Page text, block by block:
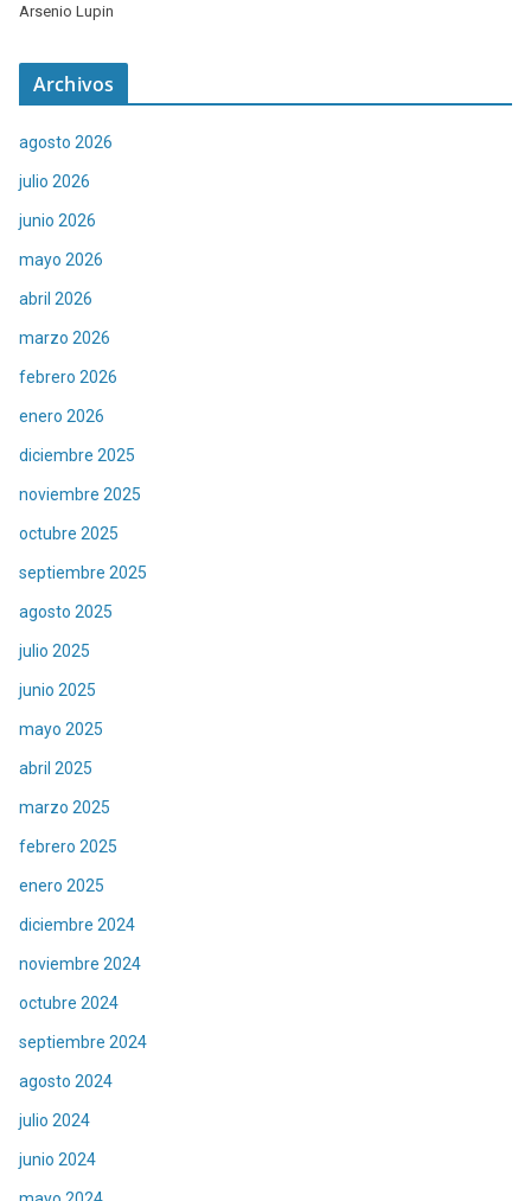
Arsenio Lupin
Archivos
agosto 2026
julio 2026
junio 2026
mayo 2026
abril 2026
marzo 2026
febrero 2026
enero 2026
diciembre 2025
noviembre 2025
octubre 2025
septiembre 2025
agosto 2025
julio 2025
junio 2025
mayo 2025
abril 2025
marzo 2025
febrero 2025
enero 2025
diciembre 2024
noviembre 2024
octubre 2024
septiembre 2024
agosto 2024
julio 2024
junio 2024